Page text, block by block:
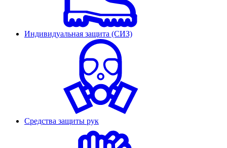
Индивидуальная защита (СИЗ)
Средства защиты рук